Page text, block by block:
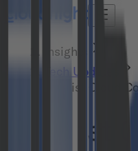
Insights
Tech Updates
Was ist Cloud
Was ist